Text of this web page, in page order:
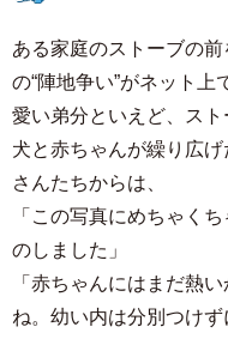
ある家庭のストーブの
の“陣地争い”がネット
愛い弟分といえど、スト
犬と赤ちゃんが繰り広
さんたちからは、
「この写真にめちゃく
のしました」
「赤ちゃんにはまだ熱
ね。幼い内は分別つけ